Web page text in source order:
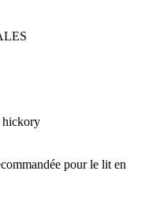
hickory
pour le lit en